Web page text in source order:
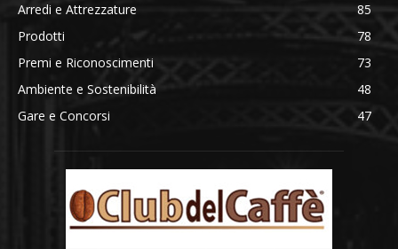
Arredi e Attrezzature
85
Prodotti
78
Premi e Riconoscimenti
73
Ambiente e Sostenibilità
48
Gare e Concorsi
47